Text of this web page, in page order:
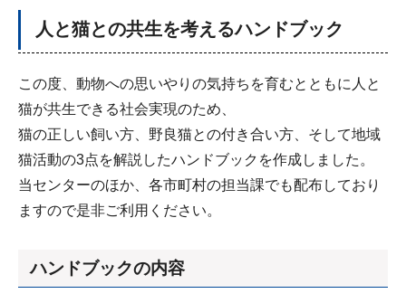
人と猫との共生を考えるハンドブック
この度、動物への思いやりの気持ちを育むとともに人と
猫が共生できる社会実現のため、
猫の正しい飼い方、野良猫との付き合い方、そして地域
猫活動の3点を解説したハンドブックを作成しました。
当センターのほか、各市町村の担当課でも配布しており
ますので是非ご利用ください。
ハンドブックの内容